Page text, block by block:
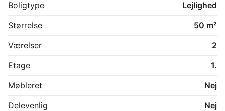
Boligtype
Lejlighed
Størrelse
50 m²
Værelser
2
Etage
1.
Møbleret
Nej
Delevenlig
Nej